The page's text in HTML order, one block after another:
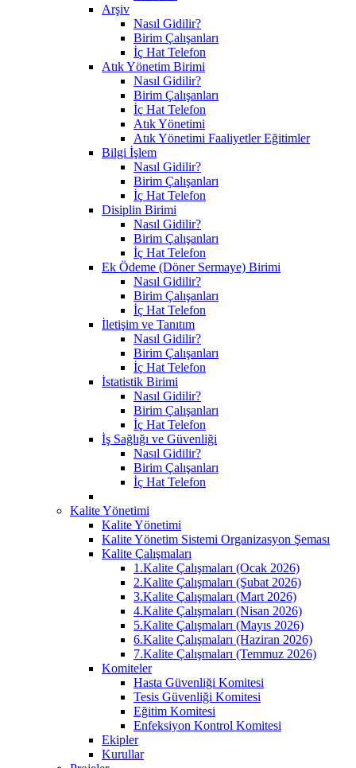
Arşiv
Nasıl Gidilir?
Birim Çalışanları
İç Hat Telefon
Atık Yönetim Birimi
Nasıl Gidilir?
Birim Çalışanları
İç Hat Telefon
Atık Yönetimi
Atık Yönetimi Faaliyetler Eğitimler
Bilgi İşlem
Nasıl Gidilir?
Birim Çalışanları
İç Hat Telefon
Disiplin Birimi
Nasıl Gidilir?
Birim Çalışanları
İç Hat Telefon
Ek Ödeme (Döner Sermaye) Birimi
Nasıl Gidilir?
Birim Çalışanları
İç Hat Telefon
İletişim ve Tanıtım
Nasıl Gidilir?
Birim Çalışanları
İç Hat Telefon
İstatistik Birimi
Nasıl Gidilir?
Birim Çalışanları
İç Hat Telefon
İş Sağlığı ve Güvenliği
Nasıl Gidilir?
Birim Çalışanları
İç Hat Telefon
Kalite Yönetimi
Kalite Yönetimi
Kalite Yönetim Sistemi Organizasyon Şeması
Kalite Çalışmaları
1.Kalite Çalışmaları (Ocak 2026)
2.Kalite Çalışmaları (Şubat 2026)
3.Kalite Çalışmaları (Mart 2026)
4.Kalite Çalışmaları (Nisan 2026)
5.Kalite Çalışmaları (Mayıs 2026)
6.Kalite Çalışmaları (Haziran 2026)
7.Kalite Çalışmaları (Temmuz 2026)
Komiteler
Hasta Güvenliği Komitesi
Tesis Güvenliği Komitesi
Eğitim Komitesi
Enfeksiyon Kontrol Komitesi
Ekipler
Kurullar